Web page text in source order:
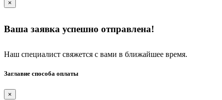
×
Ваша заявка успешно отправлена!
Наш специалист свяжется с вами в ближайшее время.
Заглавие способа оплаты
×